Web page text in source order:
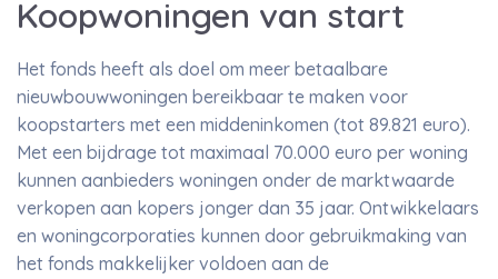
Koopwoningen van start
Het fonds heeft als doel om meer betaalbare
nieuwbouwwoningen bereikbaar te maken voor
koopstarters met een middeninkomen (tot 89.821 euro).
Met een bijdrage tot maximaal 70.000 euro per woning
kunnen aanbieders woningen onder de marktwaarde
verkopen aan kopers jonger dan 35 jaar. Ontwikkelaars
en woningcorporaties kunnen door gebruikmaking van
het fonds makkelijker voldoen aan de